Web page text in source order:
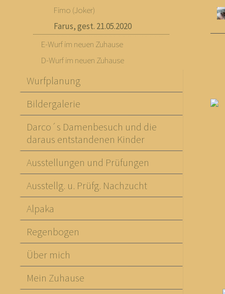
Fimo (Joker)
Farus, gest. 21.05.2020
E-Wurf im neuen Zuhause
D-Wurf im neuen Zuhause
Wurfplanung
Bildergalerie
Darco´s Damenbesuch und die
daraus entstandenen Kinder
Ausstellungen und Prüfungen
Ausstellg. u. Prüfg. Nachzucht
Alpaka
Regenbogen
Über mich
Mein Zuhause